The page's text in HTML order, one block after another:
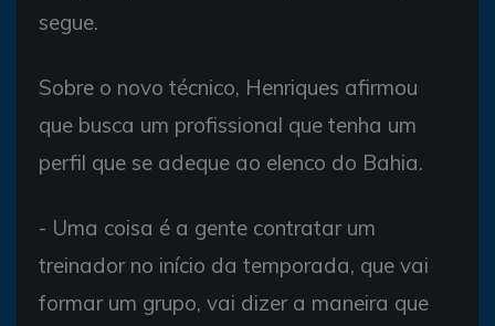
segue.
Sobre o novo técnico, Henriques afirmou
que busca um profissional que tenha um
perfil que se adeque ao elenco do Bahia.
- Uma coisa é a gente contratar um
treinador no início da temporada, que vai
formar um grupo, vai dizer a maneira que